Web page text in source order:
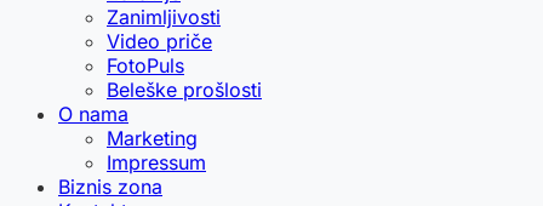
Zanimljivosti
Video priče
FotoPuls
Beleške prošlosti
O nama
Marketing
Impressum
Biznis zona